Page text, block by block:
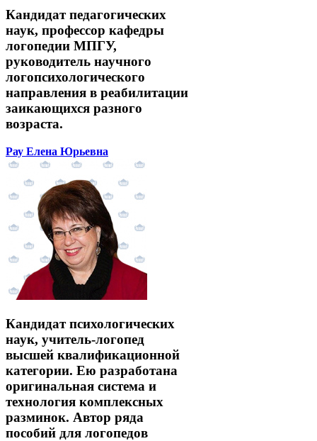
Кандидат педагогических
наук, профессор кафедры
логопедии МПГУ,
руководитель научного
логопсихологического
направления в реабилитации
заикающихся разного
возраста.
Рау Елена Юрьевна
Кандидат психологических
наук, учитель-логопед
высшей квалификационной
категории. Ею разработана
оригинальная система и
технология комплексных
разминок. Автор ряда
пособий для логопедов